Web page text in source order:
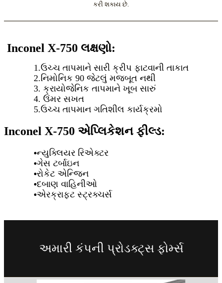
કરી શકાય છે.
Inconel X-750 લક્ષણો:
1.ઉચ્ચ તાપમાને સારી ક્રીપ ફાટવાની તાકાત
2.નિમોનિક 90 જેટલું મજબૂત નથી
3. ક્રાયોજેનિક તાપમાને ખૂબ સારું
4. ઉંમર સખત
5.ઉચ્ચ તાપમાન ગતિશીલ કાર્યક્રમો
Inconel X-750 એપ્લિકેશન ફીલ્ડ:
•ન્યુક્લિયર રિએક્ટર
•ગેસ ટર્બાઇન
•રોકેટ એન્જિન
•દબાણ વાહિનીઓ
•એરક્રાફ્ટ સ્ટ્રક્ચર્સ
અમારી કંપની પ્રોડક્ટ્સ ફોર્મ્સ